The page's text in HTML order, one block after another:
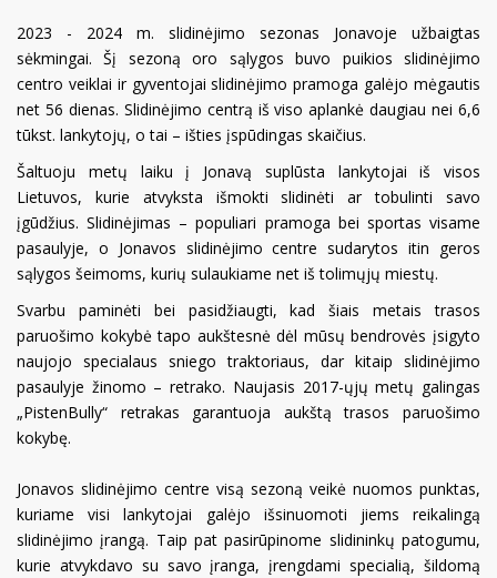
2023 - 2024 m. slidinėjimo sezonas Jonavoje užbaigtas
sėkmingai. Šį sezoną oro sąlygos buvo puikios slidinėjimo
centro veiklai ir gyventojai slidinėjimo pramoga galėjo mėgautis
net 56 dienas. Slidinėjimo centrą iš viso aplankė daugiau nei 6,6
tūkst. lankytojų, o tai – išties įspūdingas skaičius.
Šaltuoju metų laiku į Jonavą suplūsta lankytojai iš visos
Lietuvos, kurie atvyksta išmokti slidinėti ar tobulinti savo
įgūdžius. Slidinėjimas – populiari pramoga bei sportas visame
pasaulyje, o Jonavos slidinėjimo centre sudarytos itin geros
sąlygos šeimoms, kurių sulaukiame net iš tolimųjų miestų.
Svarbu paminėti bei pasidžiaugti, kad šiais metais trasos
paruošimo kokybė tapo aukštesnė dėl mūsų bendrovės įsigyto
naujojo specialaus sniego traktoriaus, dar kitaip slidinėjimo
pasaulyje žinomo – retrako. Naujasis 2017-ųjų metų galingas
„PistenBully“ retrakas garantuoja aukštą trasos paruošimo
kokybę.
Jonavos slidinėjimo centre visą sezoną veikė nuomos punktas,
kuriame visi lankytojai galėjo išsinuomoti jiems reikalingą
slidinėjimo įrangą. Taip pat pasirūpinome slidininkų patogumu,
kurie atvykdavo su savo įranga, įrengdami specialią, šildomą